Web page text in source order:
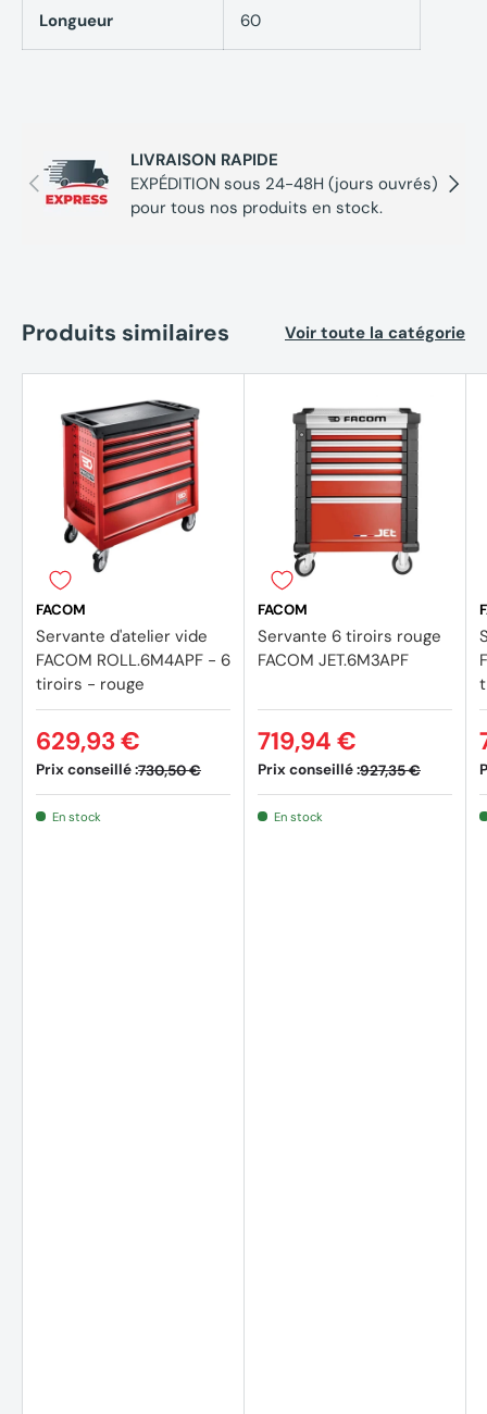
Longueur 60
Précédent
LIVRAISON RAPIDE
EXPÉDITION sous 24-48H (jours ouvrés)
pour tous nos produits en stock.
Produits similaires Voir toute la catégorie
FACOM
Servante d'atelier vide
FACOM ROLL.6M4APF - 6
tiroirs - rouge
Prix conseillé :730,50 €
629,93 €
En stock
FACOM
Servante 6 tiroirs rouge
FACOM JET.6M3APF
Prix conseillé :927,35 €
719,94 €
En stock